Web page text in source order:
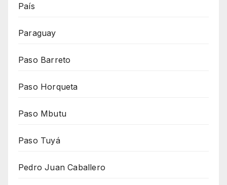
País
Paraguay
Paso Barreto
Paso Horqueta
Paso Mbutu
Paso Tuyá
Pedro Juan Caballero